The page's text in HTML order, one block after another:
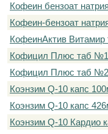
Кофеин бензоат
Кофеин-бензоат
КофеинАктив
Кофицил Плюс таб
Кофицил Плюс таб
Коэнзим Q-10 капс
Коэнзим Q-10 капс
Коэнзим Q-10 Кардио